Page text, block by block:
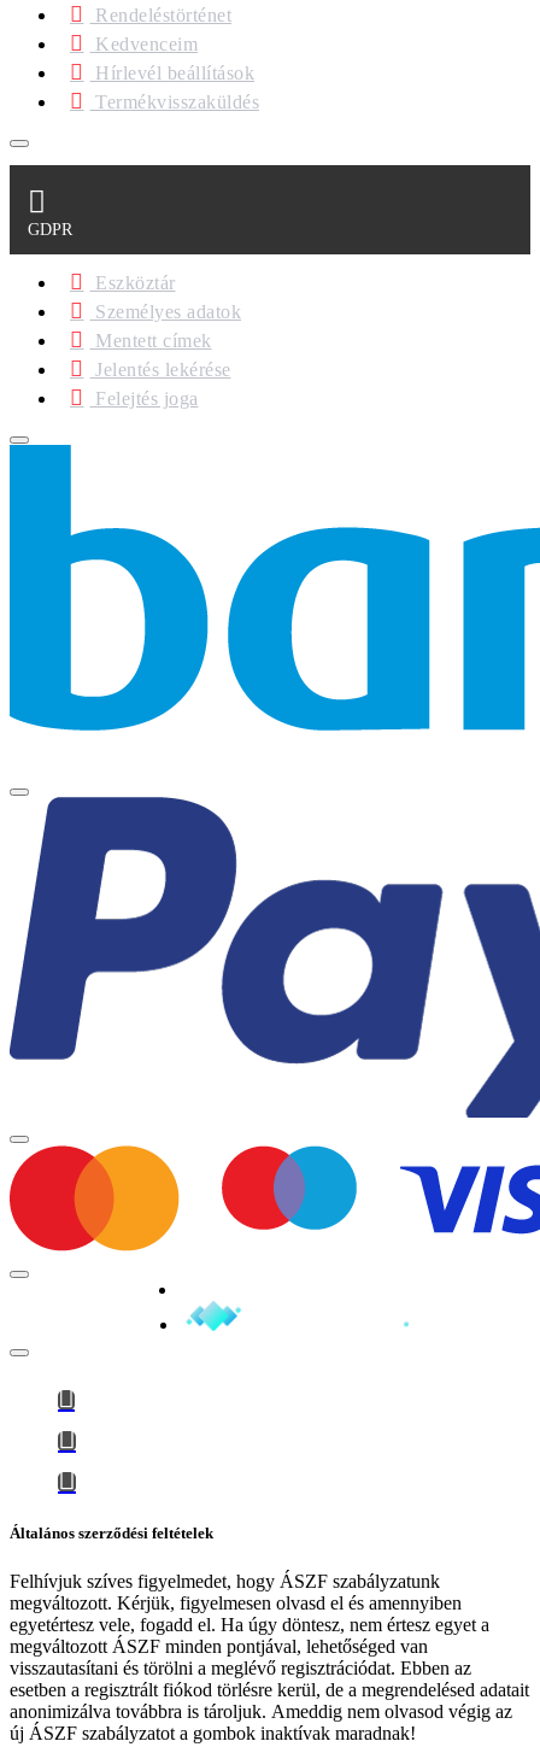
Rendeléstörténet
Kedvenceim
Hírlevél beállítások
Termékvisszaküldés
GDPR
Eszköztár
Személyes adatok
Mentett címek
Jelentés lekérése
Felejtés joga
Általános szerződési feltételek
Felhívjuk szíves figyelmedet, hogy ÁSZF szabályzatunk
megváltozott. Kérjük, figyelmesen olvasd el és amennyiben
egyetértesz vele, fogadd el. Ha úgy döntesz, nem értesz egyet a
megváltozott ÁSZF minden pontjával, lehetőséged van
visszautasítani és törölni a meglévő regisztrációdat. Ebben az
esetben a regisztrált fiókod törlésre kerül, de a megrendelésed adatait
anonimizálva továbbra is tároljuk. Ameddig nem olvasod végig az
új ÁSZF szabályzatot a gombok inaktívak maradnak!